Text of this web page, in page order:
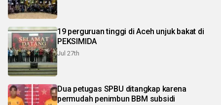
19 perguruan tinggi di Aceh unjuk bakat di
PEKSIMIDA
Jul 27th
Dua petugas SPBU ditangkap karena
permudah penimbun BBM subsidi